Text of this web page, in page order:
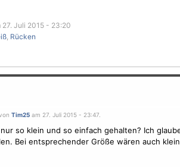
27. Juli 2015 - 23:20
, Rücken
Tim25am 27. Juli 2015 - 23:47.
nur so klein und so einfach gehalten? Ich
Bei entsprechender Größe wären auch